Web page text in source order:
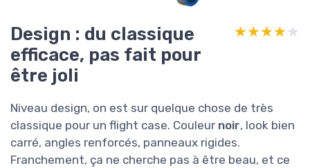
Design : du classique
efficace, pas fait pour
être joli
★★★★★
★★★★★
Niveau design, on est sur quelque chose de très
classique pour un flight case. Couleur noir, look bien
carré, angles renforcés, panneaux rigides.
Franchement, ça ne cherche pas à être beau, et ce